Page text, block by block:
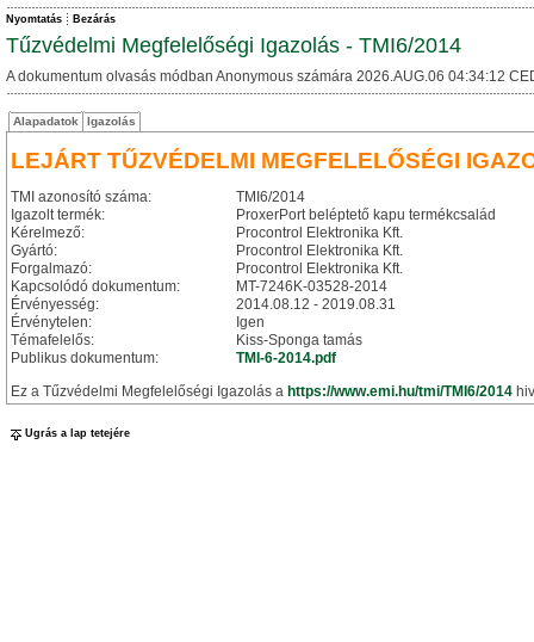
Nyomtatás Bezárás
Tűzvédelmi Megfelelőségi Igazolás - TMI6/2014
A dokumentum olvasás módban Anonymous számára 2026.AUG.06 04:34:12
Alapadatok Igazolás
LEJÁRT TŰZVÉDELMI MEGFELELŐSÉGI
TMI azonosító száma:
TMI6/2014
Igazolt termék:
ProxerPort beléptető kapu termékcsalád
Kérelmező:
Procontrol Elektronika Kft.
Gyártó:
Procontrol Elektronika Kft.
Forgalmazó:
Procontrol Elektronika Kft.
Kapcsolódó dokumentum:
MT-7246K-03528-2014
Érvényesség:
2014.08.12 - 2019.08.31
Érvénytelen:
Igen
Témafelelős:
Kiss-Sponga tamás
Publikus dokumentum:
TMI-6-2014.pdf
Ez a Tűzvédelmi Megfelelőségi Igazolás a https://www.emi.hu/tmi/TMI6/2014
Ugrás a lap tetejére